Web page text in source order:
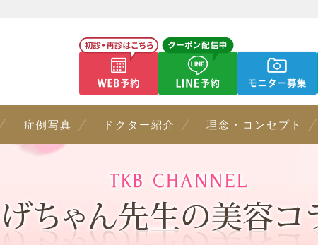
症例写真 ドクター紹介 理念・コンセプト